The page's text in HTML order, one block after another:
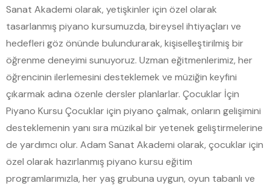
Sanat Akademi olarak, yetişkinler için özel olarak
tasarlanmış piyano kursumuzda, bireysel ihtiyaçları ve
hedefleri göz önünde bulundurarak, kişiselleştirilmiş bir
öğrenme deneyimi sunuyoruz. Uzman eğitmenlerimiz, her
öğrencinin ilerlemesini desteklemek ve müziğin keyfini
çıkarmak adına özenle dersler planlarlar. Çocuklar İçin
Piyano Kursu Çocuklar için piyano çalmak, onların gelişimini
desteklemenin yanı sıra müzikal bir yetenek geliştirmelerine
de yardımcı olur. Adam Sanat Akademi olarak, çocuklar için
özel olarak hazırlanmış piyano kursu eğitim
programlarımızla, her yaş grubuna uygun, oyun tabanlı ve